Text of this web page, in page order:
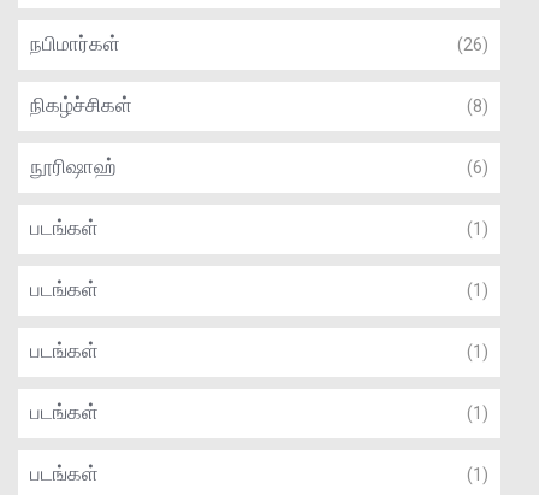
நபிமார்கள் (26)
நிகழ்ச்சிகள் (8)
நூரிஷாஹ் (6)
படங்கள் (1)
படங்கள் (1)
படங்கள் (1)
படங்கள் (1)
படங்கள் (1)